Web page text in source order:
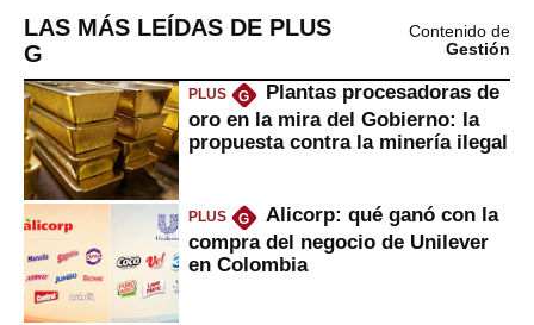
LAS MÁS LEÍDAS DE PLUS
G
Contenido de
Gestión
PLUS G
Plantas procesadoras de
oro en la mira del Gobierno: la
propuesta contra la minería ilegal
PLUS G
Alicorp: qué ganó con la
compra del negocio de Unilever
en Colombia